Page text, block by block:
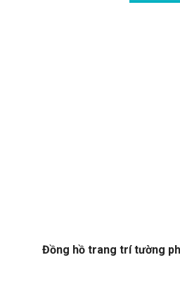
Đồng hồ trang trí tường